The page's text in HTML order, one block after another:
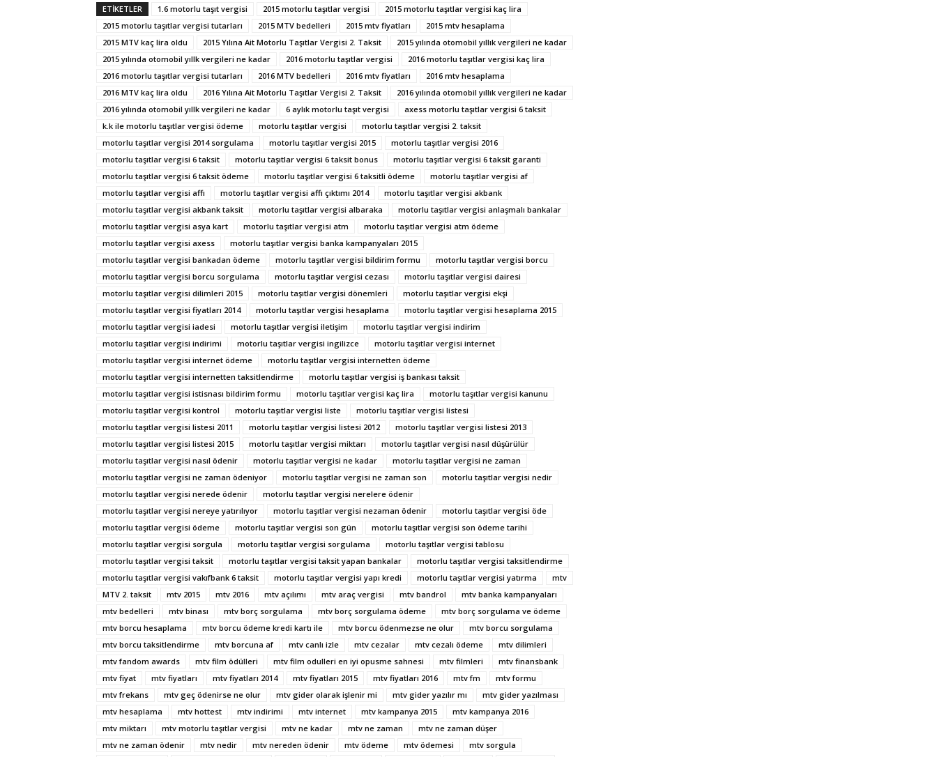
ETIKETLER 1.6 motorlu taşıt vergisi 2015 motorlu taşıtlar vergisi
2015 motorlu taşıtlar vergisi kaç lira
2015 motorlu taşıtlar vergisi tutarları
2015 MTV bedelleri 2015 mtv fiyatları
2015 mtv hesaplama
2015 MTV kaç lira oldu
2015 Yılına Ait Motorlu Taşıtlar Vergisi 2. Taksit
2015 yılında otomobil yıllık vergileri ne kadar
2015 yılında otomobil yıllk vergileri ne kadar
2016 motorlu taşıtlar vergisi
2016 motorlu taşıtlar vergisi kaç lira
2016 motorlu taşıtlar vergisi tutarları
2016 MTV bedelleri 2016 mtv fiyatları
2016 mtv hesaplama
2016 MTV kaç lira oldu
2016 Yılına Ait Motorlu Taşıtlar Vergisi 2. Taksit
2016 yılında otomobil yıllık vergileri ne kadar
2016 yılında otomobil yıllk vergileri ne kadar
6 aylık motorlu taşıt vergisi
axess motorlu taşıtlar vergisi 6 taksit
k.k ile motorlu taşıtlar vergisi ödeme
motorlu taşıtlar vergisi
motorlu taşıtlar vergisi 2. taksit
motorlu taşıtlar vergisi 2014 sorgulama
motorlu taşıtlar vergisi 2015
motorlu taşıtlar vergisi 2016
motorlu taşıtlar vergisi 6 taksit
motorlu taşıtlar vergisi 6 taksit bonus
motorlu taşıtlar vergisi 6 taksit garanti
motorlu taşıtlar vergisi 6 taksit ödeme
motorlu taşıtlar vergisi 6 taksitli ödeme
motorlu taşıtlar vergisi af
motorlu taşıtlar vergisi affı
motorlu taşıtlar vergisi affı çıktımı 2014
motorlu taşıtlar vergisi akbank
motorlu taşıtlar vergisi akbank taksit
motorlu taşıtlar vergisi albaraka
motorlu taşıtlar vergisi anlaşmalı bankalar
motorlu taşıtlar vergisi asya kart
motorlu taşıtlar vergisi atm
motorlu taşıtlar vergisi atm ödeme
motorlu taşıtlar vergisi axess
motorlu taşıtlar vergisi banka kampanyaları 2015
motorlu taşıtlar vergisi bankadan ödeme
motorlu taşıtlar vergisi bildirim formu
motorlu taşıtlar vergisi borcu
motorlu taşıtlar vergisi borcu sorgulama
motorlu taşıtlar vergisi cezası
motorlu taşıtlar vergisi dairesi
motorlu taşıtlar vergisi dilimleri 2015
motorlu taşıtlar vergisi dönemleri
motorlu taşıtlar vergisi ekşi
motorlu taşıtlar vergisi fiyatları 2014
motorlu taşıtlar vergisi hesaplama
motorlu taşıtlar vergisi hesaplama 2015
motorlu taşıtlar vergisi iadesi
motorlu taşıtlar vergisi iletişim
motorlu taşıtlar vergisi indirim
motorlu taşıtlar vergisi indirimi
motorlu taşıtlar vergisi ingilizce
motorlu taşıtlar vergisi internet
motorlu taşıtlar vergisi internet ödeme
motorlu taşıtlar vergisi internetten ödeme
motorlu taşıtlar vergisi internetten taksitlendirme
motorlu taşıtlar vergisi iş bankası taksit
motorlu taşıtlar vergisi istisnası bildirim formu
motorlu taşıtlar vergisi kaç lira
motorlu taşıtlar vergisi kanunu
motorlu taşıtlar vergisi kontrol
motorlu taşıtlar vergisi liste
motorlu taşıtlar vergisi listesi
motorlu taşıtlar vergisi listesi 2011
motorlu taşıtlar vergisi listesi 2012
motorlu taşıtlar vergisi listesi 2013
motorlu taşıtlar vergisi listesi 2015
motorlu taşıtlar vergisi miktarı
motorlu taşıtlar vergisi nasıl düşürülür
motorlu taşıtlar vergisi nasıl ödenir
motorlu taşıtlar vergisi ne kadar
motorlu taşıtlar vergisi ne zaman
motorlu taşıtlar vergisi ne zaman ödeniyor
motorlu taşıtlar vergisi ne zaman son
motorlu taşıtlar vergisi nedir
motorlu taşıtlar vergisi nerede ödenir
motorlu taşıtlar vergisi nerelere ödenir
motorlu taşıtlar vergisi nereye yatırılıyor
motorlu taşıtlar vergisi nezaman ödenir
motorlu taşıtlar vergisi öde
motorlu taşıtlar vergisi ödeme
motorlu taşıtlar vergisi son gün
motorlu taşıtlar vergisi son ödeme tarihi
motorlu taşıtlar vergisi sorgula
motorlu taşıtlar vergisi sorgulama
motorlu taşıtlar vergisi tablosu
motorlu taşıtlar vergisi taksit
motorlu taşıtlar vergisi taksit yapan bankalar
motorlu taşıtlar vergisi taksitlendirme
motorlu taşıtlar vergisi vakıfbank 6 taksit
motorlu taşıtlar vergisi yapı kredi motorlu taşıtlar vergisi yatırma
mtv
MTV 2. taksit
mtv 2015 mtv 2016 mtv açılımı mtv araç vergisi mtv bandrol
mtv banka kampanyaları
mtv bedelleri
mtv binası mtv borç sorgulama mtv borç sorgulama ödeme
mtv borç sorgulama ve ödeme
mtv borcu hesaplama
mtv borcu ödeme kredi kartı ile mtv borcu ödenmezse ne olur
mtv borcu sorgulama
mtv borcu taksitlendirme
mtv borcuna af mtv canlı izle mtv cezalar mtv cezalı ödeme
mtv dilimleri
mtv fandom awards
mtv film ödülleri mtv film odulleri en iyi opusme sahnesi mtv filmleri
mtv finansbank
mtv fiyat
mtv fiyatları mtv fiyatları 2014 mtv fiyatları 2015 mtv fiyatları 2016 mtv fm
mtv formu
mtv frekans
mtv geç ödenirse ne olur mtv gider olarak işlenir mi mtv gider yazılır mı
mtv gider yazılması
mtv hesaplama
mtv hottest mtv indirimi mtv internet mtv kampanya 2015
mtv kampanya 2016
mtv miktarı
mtv motorlu taşıtlar vergisi mtv ne kadar mtv ne zaman
mtv ne zaman düşer
mtv ne zaman ödenir
mtv nedir mtv nereden ödenir mtv ödeme mtv ödemesi
mtv sorgula